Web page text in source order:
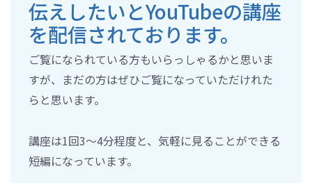
伝えしたいとYouTubeの講座
を配信されております。
ご覧になられている方もいらっしゃるかと思いま
すが、まだの方はぜひご覧になっていただけれた
らと思います。
講座は1回3～4分程度と、気軽に見ることができる
短編になっています。